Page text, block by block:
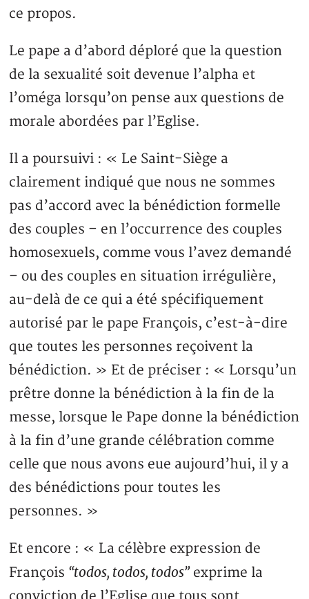
ce propos.
Le pape a d’abord déploré que la question
de la sexualité soit devenue l’alpha et
l’oméga lorsqu’on pense aux questions de
morale abordées par l’Eglise.
Il a poursuivi : « Le Saint-Siège a
clairement indiqué que nous ne sommes
pas d’accord avec la bénédiction formelle
des couples – en l’occurrence des couples
homosexuels, comme vous l’avez demandé
– ou des couples en situation irrégulière,
au-delà de ce qui a été spécifiquement
autorisé par le pape François, c’est-à-dire
que toutes les personnes reçoivent la
bénédiction. » Et de préciser : « Lorsqu’un
prêtre donne la bénédiction à la fin de la
messe, lorsque le Pape donne la bénédiction
à la fin d’une grande célébration comme
celle que nous avons eue aujourd’hui, il y a
des bénédictions pour toutes les
personnes. »
Et encore : « La célèbre expression de
François “todos, todos, todos”exprime la